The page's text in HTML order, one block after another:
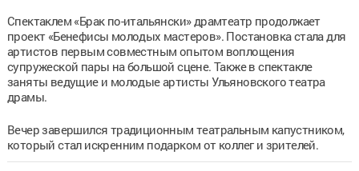
Спектаклем «Брак по-итальянски» драмтеатр продолжает
проект «Бенефисы молодых мастеров». Постановка стала для
артистов первым совместным опытом воплощения
супружеской пары на большой сцене. Также в спектакле
заняты ведущие и молодые артисты Ульяновского театра
драмы.
Вечер завершился традиционным театральным капустником,
который стал искренним подарком от коллег и зрителей.